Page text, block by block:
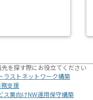
を探す際にお役立てください
ラストネットワーク構築
務支援
ス業向けNW運用保守構築